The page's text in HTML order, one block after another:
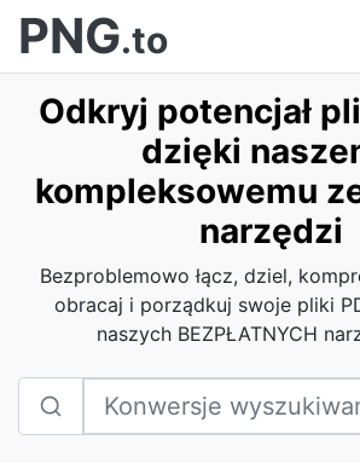
PNG.to
Odkryj potencjał
dzięki
kompleksowemu
narzędzi
Bezproblemowo łącz, dziel,
obracaj i porządkuj swoje pliki
naszych BEZPŁATNYCH